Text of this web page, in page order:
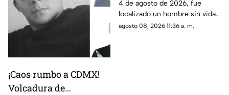
hermana y cuñado
serían los presuntos
responsables del
4 de agosto de 2026, fue
localizado un hombre sin vida
en Jiutepec. La víctima fue
agosto 08, 2026 11:36 a. m.
¡Caos rumbo a CDMX!
Volcadura de